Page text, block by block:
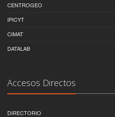
CENTROGEO
IPICYT
CIMAT
DATALAB
Accesos Directos
DIRECTORIO